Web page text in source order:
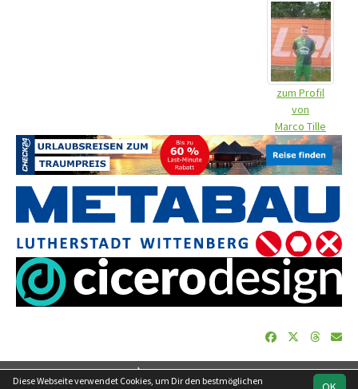
zum Profil
von
Marco Tille
soccero.de
Diese Webseite verwendet Cookies, um Dir den bestmöglichen